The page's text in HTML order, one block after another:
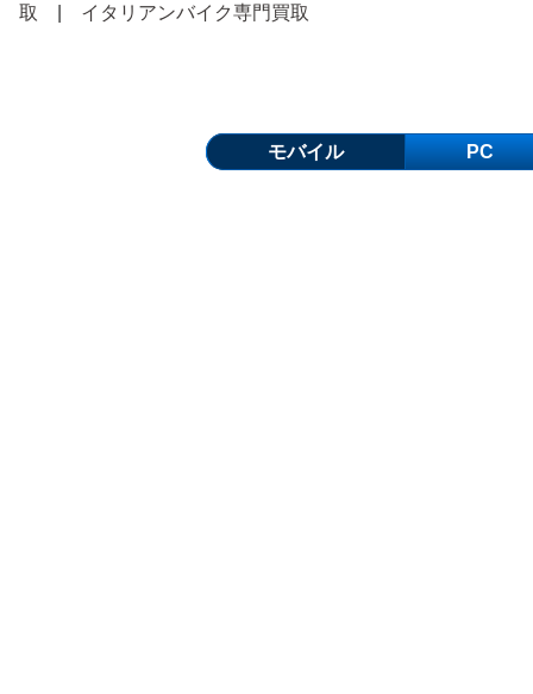
取
イタリアンバイク専門買取
モバイル PC